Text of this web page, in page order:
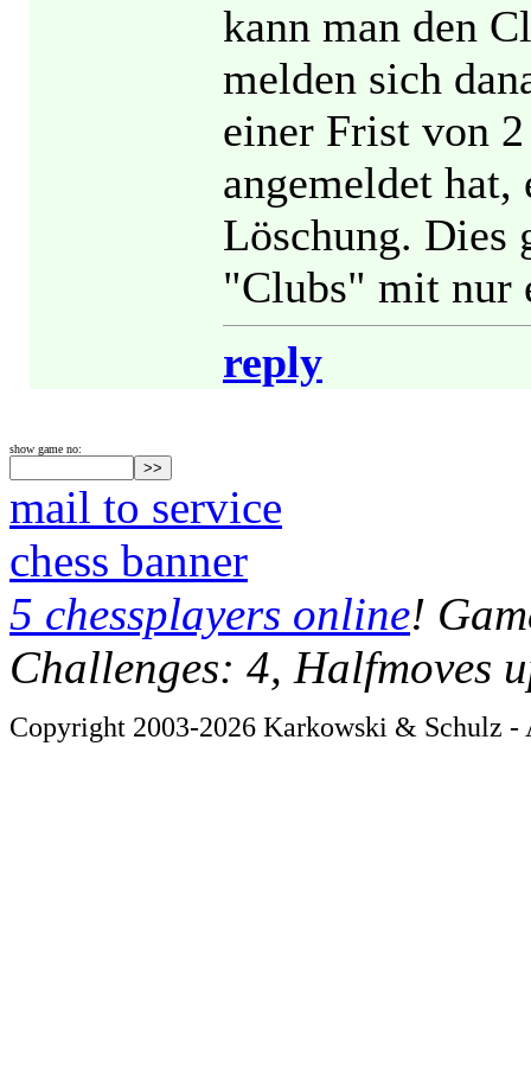
kann man den
melden sich
einer Frist von
angemeldet
Löschung. Dies
"Clubs" mit nur
reply
show game no:
mail to service
chess banner
5 chessplayers online!
Challenges: 4, Halfmoves
Copyright 2003-2026 Karkowski & Schulz